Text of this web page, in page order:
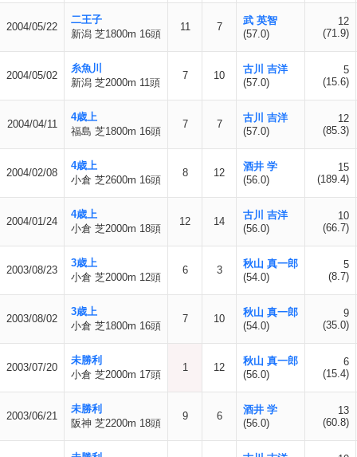
2004/05/22
二王子
新潟 芝1800m 16頭
11 7
武 英智
(57.0)
12
(71.9)
2004/05/02
糸魚川
新潟 芝2000m 11頭
7 10
古川 吉洋
(57.0)
5
(15.6)
2004/04/11
4歳上
福島 芝1800m 16頭
7 7
古川 吉洋
(57.0)
12
(85.3)
2004/02/08
4歳上
小倉 芝2600m 16頭
8 12
酒井 学
(56.0)
15
(189.4)
2004/01/24
4歳上
小倉 芝2000m 18頭
12 14
古川 吉洋
(56.0)
10
(66.7)
2003/08/23
3歳上
小倉 芝2000m 12頭
6 3
秋山 真一郎
(54.0)
5
(8.7)
2003/08/02
3歳上
小倉 芝1800m 16頭
7 10
秋山 真一郎
(54.0)
9
(35.0)
2003/07/20
未勝利
小倉 芝2000m 17頭
1 12
秋山 真一郎
(56.0)
6
(15.4)
2003/06/21
未勝利
阪神 芝2200m 18頭
9 6
酒井 学
(56.0)
13
(60.8)